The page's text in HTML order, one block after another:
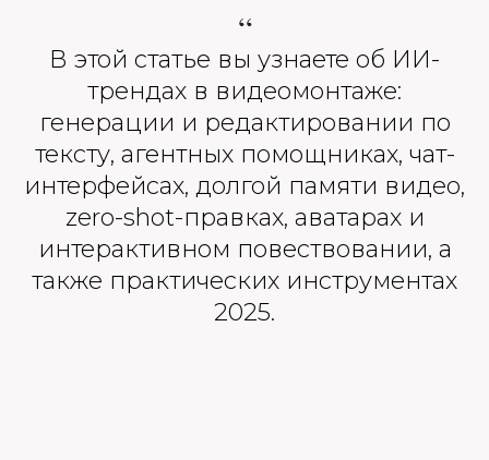
“
В этой статье вы узнаете об ИИ-
трендах в видеомонтаже:
генерации и редактировании по
тексту, агентных помощниках, чат-
интерфейсах, долгой памяти видео,
zero-shot-правках, аватарах и
интерактивном повествовании, а
также практических инструментах
2025.